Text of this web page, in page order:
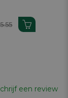
een review